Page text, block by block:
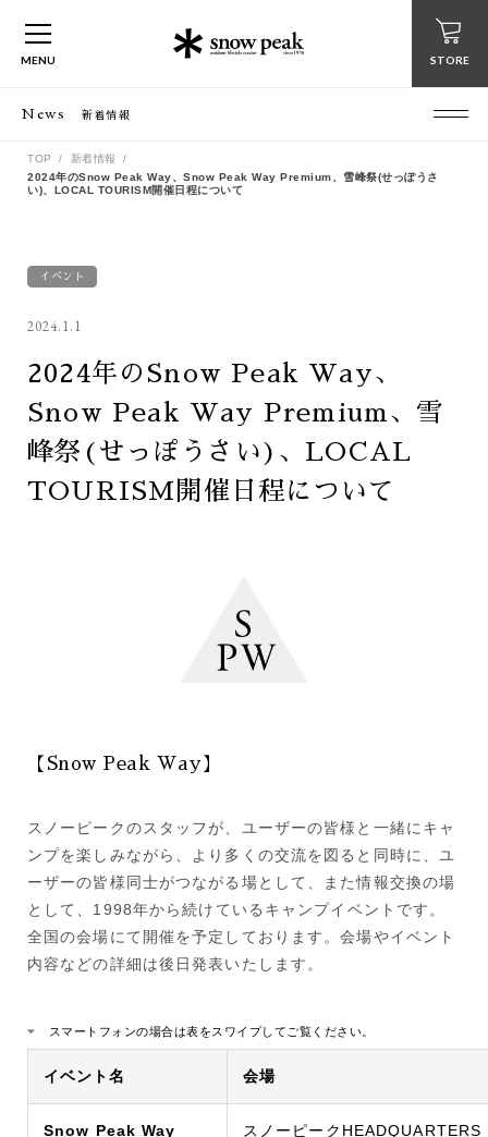
MENU STORE
News 新着情報
TOP
新着情報
2024年のSnow Peak Way、Snow Peak Way Premium、雪峰祭(せっぽうさ
い)、LOCAL TOURISM開催日程について
イベント
2024.1.1
2024年のSnow Peak Way、
Snow Peak Way Premium、雪
峰祭(せっぽうさい)、LOCAL
TOURISM開催日程について
【Snow Peak Way】
スノーピークのスタッフが、ユーザーの皆様と一緒にキャ
ンプを楽しみながら、より多くの交流を図ると同時に、ユ
ーザーの皆様同士がつながる場として、また情報交換の場
として、1998年から続けているキャンプイベントです。
全国の会場にて開催を予定しております。会場やイベント
内容などの詳細は後日発表いたします。
スマートフォンの場合は表をスワイプしてご覧ください。
イベント名 会場
Snow Peak Way
スノーピークHEADQUARTERS